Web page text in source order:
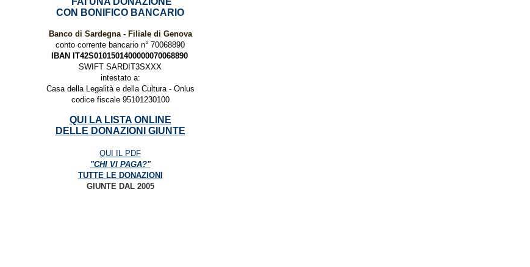
CON BONIFICO BANCARIO
Banco di Sardegna - Filiale di Genova
conto corrente bancario n° 70068890
IBAN IT42S0101501400000070068890
SWIFT SARDIT3SXXX
intestato a:
Casa della Legalità e della Cultura - Onlus
codice fiscale 95101230100
QUI LA LISTA ONLINE
DELLE DONAZIONI GIUNTE
QUI IL PDF
"CHI VI PAGA?"
TUTTE LE DONAZIONI
GIUNTE DAL 2005